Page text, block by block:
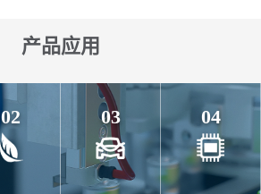
产品应用
02 03 04